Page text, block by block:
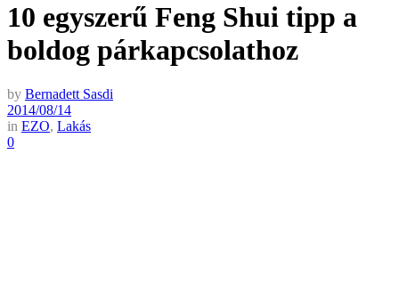
10 egyszerű Feng Shui tipp a
boldog párkapcsolathoz
by Bernadett Sasdi
2014/08/14
in EZO, Lakás
0